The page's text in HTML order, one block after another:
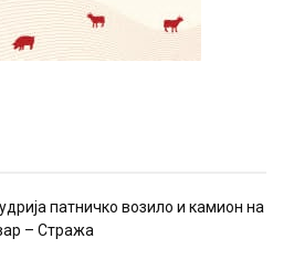
патничко возило и камион на
– Стража